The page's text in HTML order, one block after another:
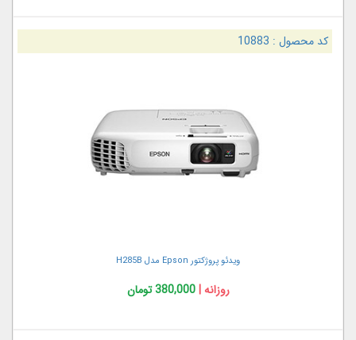
کد محصول : 10883
ویدئو پروژکتور Epson مدل H285B
روزانه |380,000 تومان